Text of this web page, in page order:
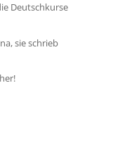
Deutschkurse
sie schrieb